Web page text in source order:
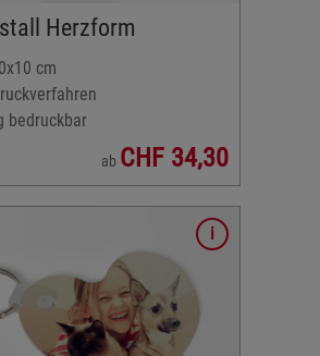
Herzform
cm
bedruckbar
ab CHF 34,30